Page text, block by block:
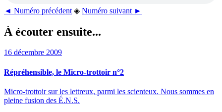
◄ Numéro précédent ◈ Numéro suivant ►
À écouter ensuite...
16 décembre 2009
Répréhensible, le Micro-trottoir n°2
Micro-trottoir sur les lettreux, parmi les scienteux. Nous sommes en
pleine fusion des É.N.S.